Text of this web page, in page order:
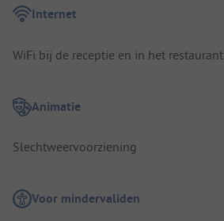
Internet
WiFi bij de receptie en in het restaurant
Animatie
Slechtweervoorziening
Voor mindervaliden